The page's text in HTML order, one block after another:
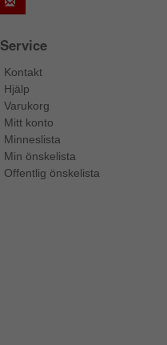
Service
Kontakt
Hjälp
Varukorg
Mitt konto
Minneslista
Min önskelista
Offentlig önskelista